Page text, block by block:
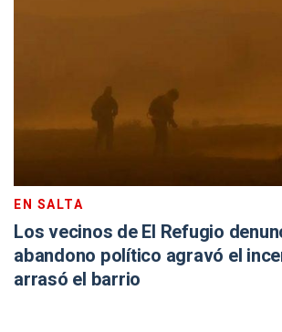
EN SALTA
Los vecinos de El Refugio
abandono político agravó el
arrasó el barrio